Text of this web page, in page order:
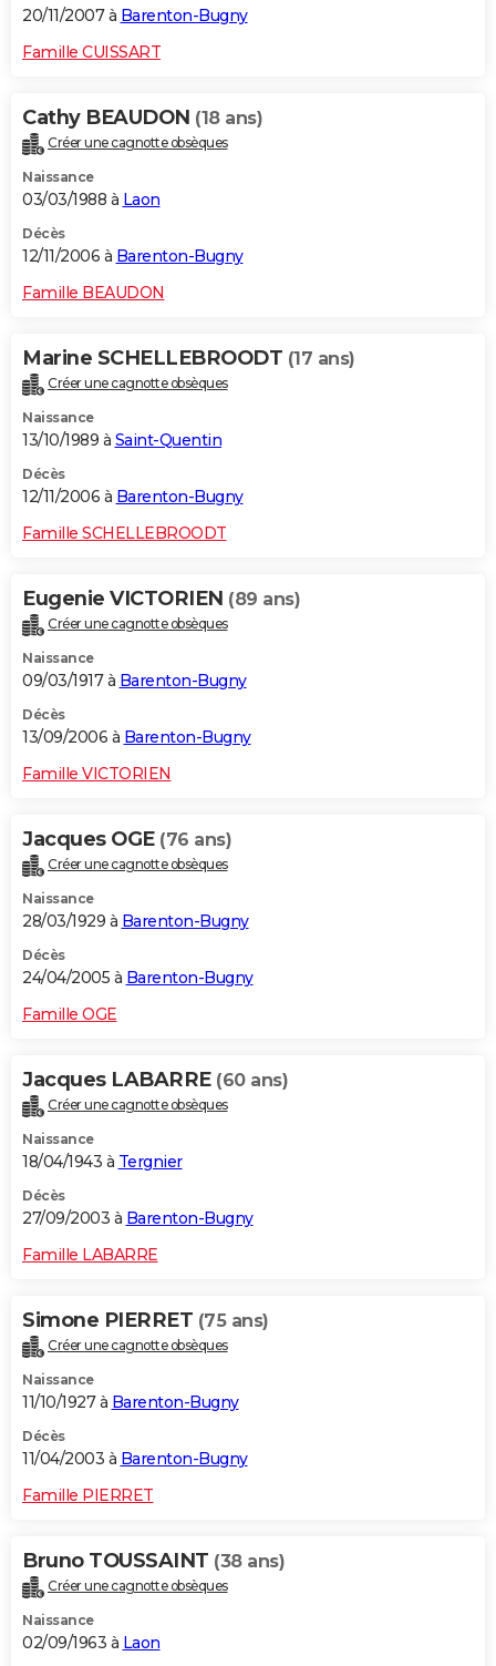
20/11/2007 à Barenton-Bugny
Famille CUISSART
Cathy BEAUDON (18 ans)
Créer une cagnotte obsèques
Naissance
03/03/1988 à Laon
Décès
12/11/2006 à Barenton-Bugny
Famille BEAUDON
Marine SCHELLEBROODT (17 ans)
Créer une cagnotte obsèques
Naissance
13/10/1989 à Saint-Quentin
Décès
12/11/2006 à Barenton-Bugny
Famille SCHELLEBROODT
Eugenie VICTORIEN (89 ans)
Créer une cagnotte obsèques
Naissance
09/03/1917 à Barenton-Bugny
Décès
13/09/2006 à Barenton-Bugny
Famille VICTORIEN
Jacques OGE (76 ans)
Créer une cagnotte obsèques
Naissance
28/03/1929 à Barenton-Bugny
Décès
24/04/2005 à Barenton-Bugny
Famille OGE
Jacques LABARRE (60 ans)
Créer une cagnotte obsèques
Naissance
18/04/1943 à Tergnier
Décès
27/09/2003 à Barenton-Bugny
Famille LABARRE
Simone PIERRET (75 ans)
Créer une cagnotte obsèques
Naissance
11/10/1927 à Barenton-Bugny
Décès
11/04/2003 à Barenton-Bugny
Famille PIERRET
Bruno TOUSSAINT (38 ans)
Créer une cagnotte obsèques
Naissance
02/09/1963 à Laon